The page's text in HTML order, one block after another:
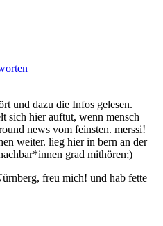
und dazu die Infos gelesen.
sich hier auftut, wenn mensch
news vom feinsten. merssi!
weiter. lieg hier in bern an der
grad mithören;)
freu mich! und hab fette